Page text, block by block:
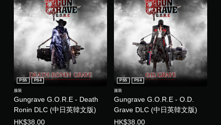
Gungrave G.O.R.E - Death
Ronin DLC (中日英韓文版)
PS5 PS4
服裝
HK$38.00
Gungrave G.O.R.E - O.D.
Grave DLC (中日英韓文版)
PS5 PS4
服裝
HK$38.00